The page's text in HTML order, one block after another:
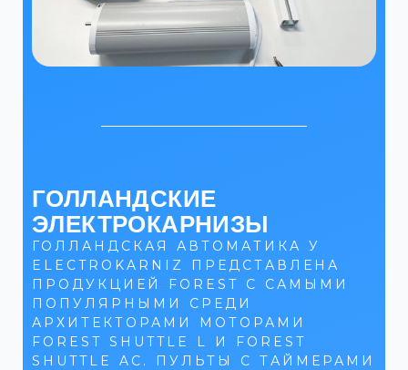
ГОЛЛАНДСКИЕ
ЭЛЕКТРОКАРНИЗЫ
ГОЛЛАНДСКАЯ АВТОМАТИКА У
ELECTROKARNIZ ПРЕДСТАВЛЕНА
ПРОДУКЦИЕЙ FOREST C САМЫМИ
ПОПУЛЯРНЫМИ СРЕДИ
АРХИТЕКТОРАМИ МОТОРАМИ
FOREST SHUTTLE L И FOREST
SHUTTLE AC. ПУЛЬТЫ С ТАЙМЕРАМИ